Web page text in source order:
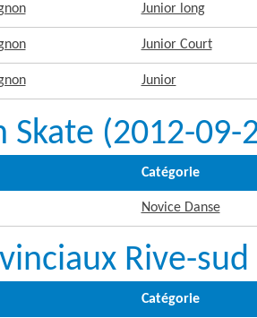
Junior long
Junior Court
Junior
Skate (2012-09-
Catégorie
Novice Danse
Rive-
Catégorie